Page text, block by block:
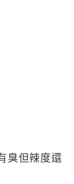
臭但辣度還